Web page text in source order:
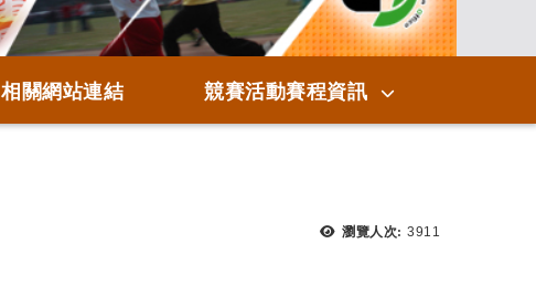
相關網站連結 競賽活動賽程資訊
瀏覽人次: 瀏覽次數：
3911